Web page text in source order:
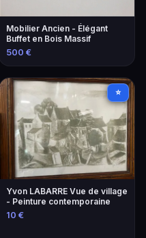
Mobilier Ancien - Élégant
Buffet en Bois Massif
500 €
⭐
Yvon LABARRE Vue de village
- Peinture contemporaine
10 €